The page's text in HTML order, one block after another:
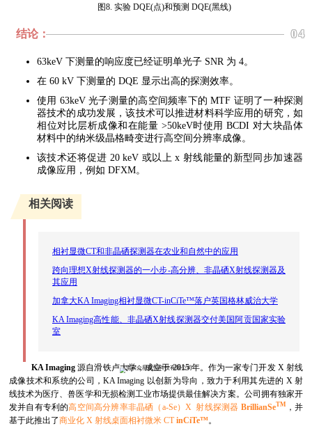
图8. 实验 DQE(点)和预测 DQE(黑线)
结论： 04
63keV 下测量的响应度已经证明单光子 SNR 为 4。
在 60 kV 下测量的 DQE 显示出高的探测效率。
使用 63keV 光子测量的高空间频率下的 MTF 证明了一种探测
器技术的成功发展，该技术可以推进材料科学应用的研究，如
相位对比层析成像和在能量 >50keV时使用 BCDI 对大块晶体
材料中的纳米级晶格畸变进行高空间分辨率成像。
该技术还将促进 20 keV 或以上 x 射线能量的新型同步加速器
成像应用，例如 DFXM。
相关阅读
相衬显微CT和非晶硒探测器在农业和自然中的应用
跨向理想X射线探测器的一小步-高分辨、非晶硒X射线探测器及
其应用
加拿大KA Imaging相衬显微CT-inCiTe™落户英国格林威治大学
KA Imaging高性能、非晶硒X射线探测器交付美国阿贡国家实验
室
KA Imaging 源自滑铁卢大学，成立于 2015 年。作为一家专门开发 X 射线
成像技术和系统的公司，KA Imaging 以创新为导向，致力于利用其先进的 X 射
线技术为医疗、兽医学和无损检测工业市场提供最佳解决方案。公司拥有独家开
发并自有专利的高空间高分辨率非晶硒（a-Se）X 射线探测器 BrillianSeTM ，并
基于此推出了商业化 X 射线桌面相衬微米 CTinCiTe™。